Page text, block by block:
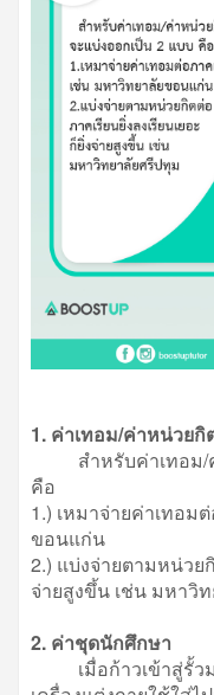
1. ค่าเทอม/ค่าหน่วยกิ
สำหรับค่าเทอม/ค่
คือ
1.) เหมาจ่ายค่าเทอม
ขอนแก่น
2.) แบ่งจ่ายตามหน่วย
จ่ายสูงขึ้น เช่น มหาวิ
2. ค่าชุดนักศึกษา
เมื่อก้าวเข้าสู่รั้วม